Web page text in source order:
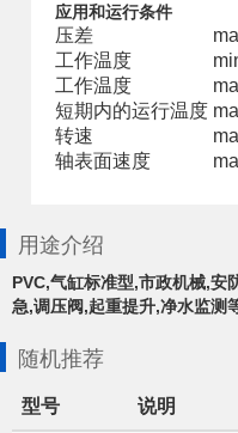
应用和运行条件
压差
工作温度
工作温度
短期内的运行温度
转速
轴表面速度
用途介绍
PVC,气缸标准型,市政机械,安
急,调压阀,起重提升,净水监测
随机推荐
型号 说明